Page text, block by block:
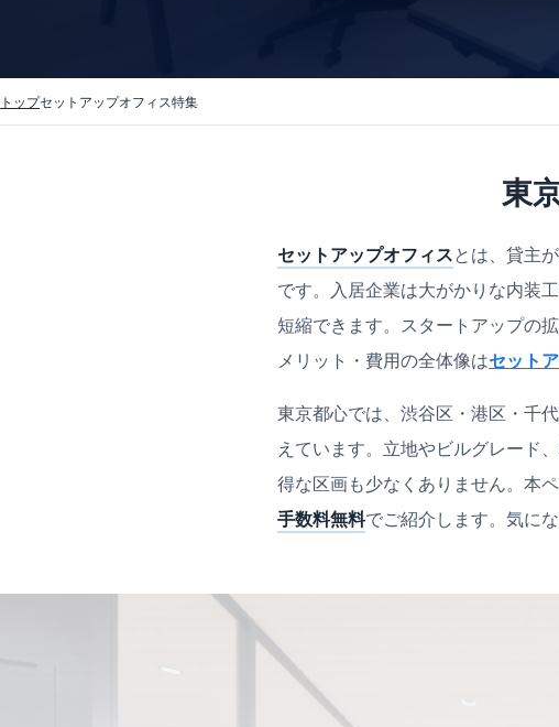
トップセットアップオフィス特集
東
セットアップオフィスとは、貸主
です。入居企業は大がかりな内装
短縮できます。スタートアップの
メリット・費用の全体像はセット
東京都心では、渋谷区・港区・千
えています。立地やビルグレード
得な区画も少なくありません。本
手数料無料でご紹介します。気に